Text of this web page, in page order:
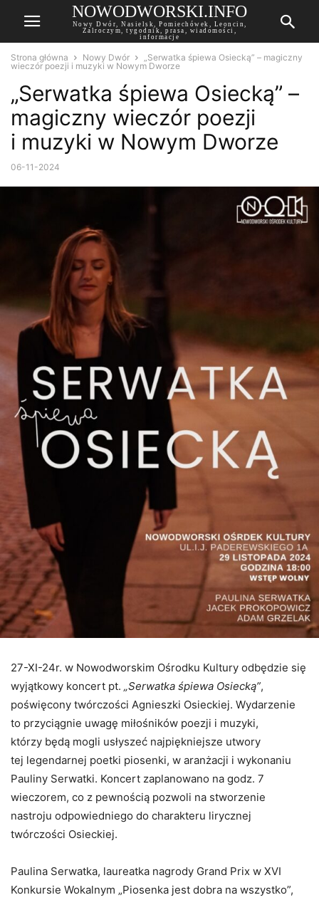
NOWODWORSKI.INFO
Nowy Dwór, Nasielsk, Pomiechówek, Leoncin,
Zalroczym, tygodnik, prasa, wiadomości,
informacje
Strona główna Nowy Dwór
„Serwatka śpiewa Osiecką” – magiczny
wieczór poezji i muzyki w Nowym Dworze
„Serwatka śpiewa Osiecką” –
magiczny wieczór poezji
i muzyki w Nowym Dworze
06-11-2024
27-XI-24r. w Nowodworskim Ośrodku Kultury odbędzie się
wyjątkowy koncert pt. „Serwatka śpiewa Osiecką”,
poświęcony twórczości Agnieszki Osieckiej. Wydarzenie
to przyciągnie uwagę miłośników poezji i muzyki,
którzy będą mogli usłyszeć najpiękniejsze utwory
tej legendarnej poetki piosenki, w aranżacji i wykonaniu
Pauliny Serwatki. Koncert zaplanowano na godz. 7
wieczorem, co z pewnością pozwoli na stworzenie
nastroju odpowiedniego do charakteru lirycznej
twórczości Osieckiej.
Paulina Serwatka, laureatka nagrody Grand Prix w XVI
Konkursie Wokalnym „Piosenka jest dobra na wszystko”,